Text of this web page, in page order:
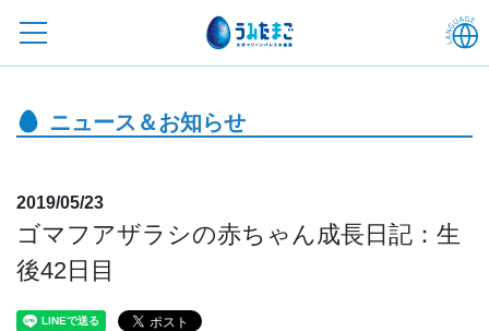
ニュース＆お知らせ
2019/05/23
ゴマフアザラシの赤ちゃん成長日記：生
後42日目